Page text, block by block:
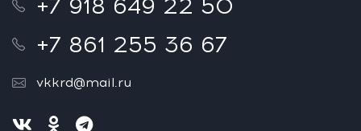
+7 918 649 22 50
+7 861 255 36 67
vkkrd@mail.ru